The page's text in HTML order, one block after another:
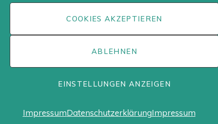
COOKIES AKZEPTIEREN
ABLEHNEN
EINSTELLUNGEN ANZEIGEN
ImpressumDatenschutzerklärungImpressum